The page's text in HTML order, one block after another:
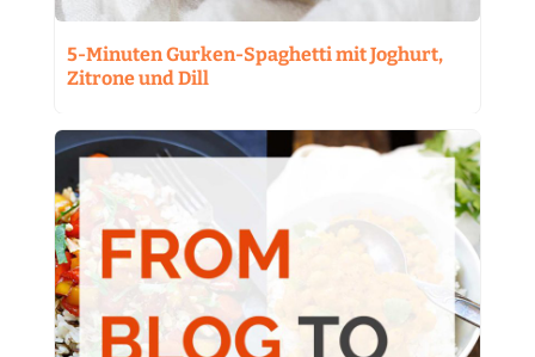
5-Minuten Gurken-Spaghetti mit Joghurt,
Zitrone und Dill